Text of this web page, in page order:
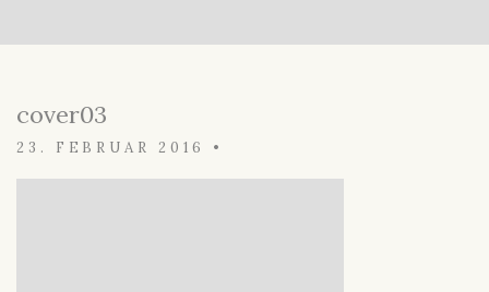
cover03
23. FEBRUAR 2016 •